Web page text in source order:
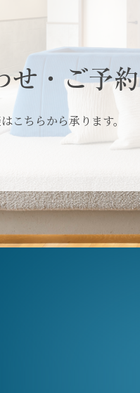
せ・ご予約
こちらから承ります。